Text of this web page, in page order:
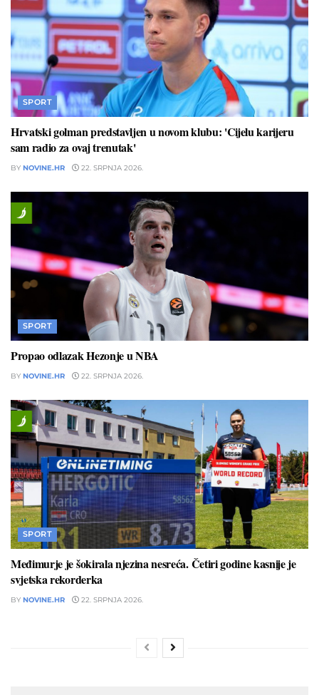
SPORT
Hrvatski golman predstavljen u novom klubu: 'Cijelu karijeru
sam radio za ovaj trenutak'
BY NOVINE.HR 22. SRPNJA 2026.
SPORT
Propao odlazak Hezonje u NBA
BY NOVINE.HR 22. SRPNJA 2026.
SPORT
Međimurje je šokirala njezina nesreća. Četiri godine kasnije je
svjetska rekorderka
BY NOVINE.HR 22. SRPNJA 2026.